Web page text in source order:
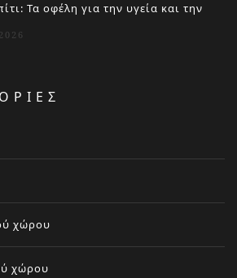
Τα οφέλη για την υγεία και την
χώρου
χώρου